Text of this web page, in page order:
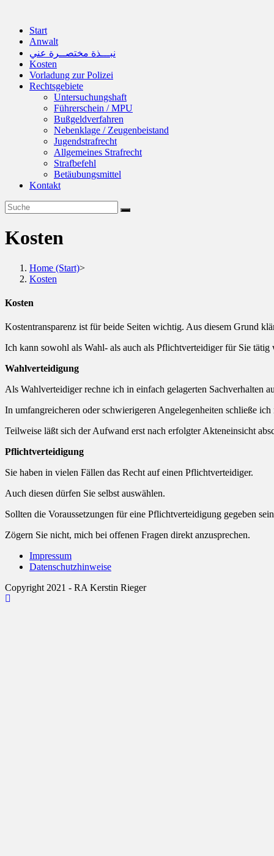
Start
Anwalt
نبـــذة مختصــرة عني
Kosten
Vorladung zur Polizei
Rechtsgebiete
Untersuchungshaft
Führerschein / MPU
Bußgeldverfahren
Nebenklage / Zeugenbeistand
Jugendstrafrecht
Allgemeines Strafrecht
Strafbefehl
Betäubungsmittel
Kontakt
Kosten
Home (Start)>
Kosten
Kosten
Kostentransparenz ist für beide Seiten wichtig. Aus diesem Grund
Ich kann sowohl als Wahl- als auch als Pflichtverteidiger für Sie tätig
Wahlverteidigung
Als Wahlverteidiger rechne ich in einfach gelagerten Sachverhalten
In umfangreicheren oder schwierigeren Angelegenheiten schließe
Teilweise läßt sich der Aufwand erst nach erfolgter Akteneinsicht
Pflichtverteidigung
Sie haben in vielen Fällen das Recht auf einen Pflichtverteidiger.
Auch diesen dürfen Sie selbst auswählen.
Sollten die Voraussetzungen für eine Pflichtverteidigung gegeben
Zögern Sie nicht, mich bei offenen Fragen direkt anzusprechen.
Impressum
Datenschutzhinweise
Copyright 2021 - RA Kerstin Rieger